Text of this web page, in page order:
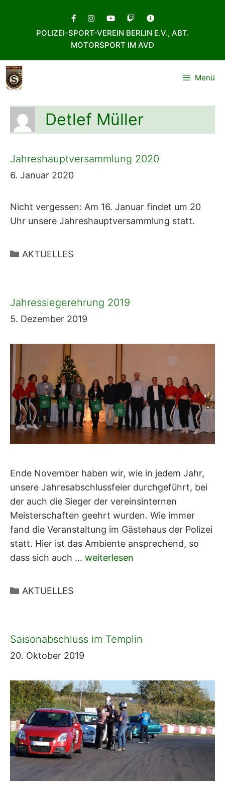
POLIZEI-SPORT-VEREIN BERLIN E.V., ABT.
MOTORSPORT IM AVD
Menü
Detlef Müller
Jahreshauptversammlung 2020
6. Januar 2020
Nicht vergessen: Am 16. Januar findet um 20
Uhr unsere Jahreshauptversammlung statt.
Kategorien
AKTUELLES
Jahressiegerehrung 2019
5. Dezember 2019
Ende November haben wir, wie in jedem Jahr,
unsere Jahresabschlussfeier durchgeführt, bei
der auch die Sieger der vereinsinternen
Meisterschaften geehrt wurden. Wie immer
fand die Veranstaltung im Gästehaus der Polizei
statt. Hier ist das Ambiente ansprechend, so
dass sich auch … weiterlesen
Kategorien
AKTUELLES
Saisonabschluss im Templin
20. Oktober 2019